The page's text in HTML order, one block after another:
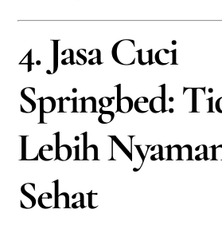
4. Jasa Cuci
Springbed:
Lebih
Sehat